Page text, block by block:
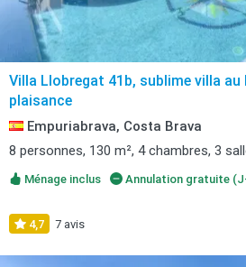
Villa Llobregat 41b, sublime villa au
plaisance
Empuriabrava, Costa Brava
8 personnes, 130 m², 4 chambres, 3
Ménage inclus Annulation gratuite
4,7 7 avis